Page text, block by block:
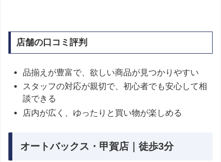
店舗の口コミ評判
品揃えが豊富で、欲しい商品が見つかりやすい
スタッフの対応が親切で、初心者でも安心して相
談できる
店内が広く、ゆったりと買い物が楽しめる
オートバックス・甲賀店｜徒歩3分